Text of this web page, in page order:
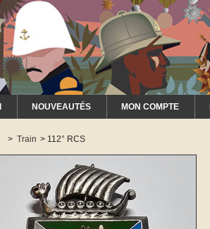
NOUVEAUTÉS MON COMPTE
> Train > 112° RCS